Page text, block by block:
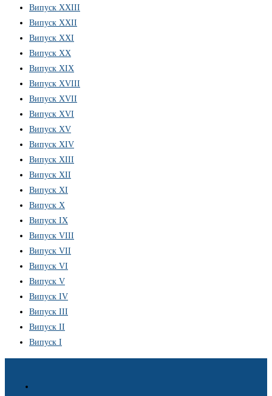
Випуск XXIII
Випуск XXII
Випуск XXI
Випуск XX
Випуск XIX
Випуск XVIII
Випуск XVII
Випуск XVI
Випуск XV
Випуск XIV
Випуск XIII
Випуск XII
Випуск XI
Випуск X
Випуск IX
Випуск VIII
Випуск VII
Випуск VI
Випуск V
Випуск IV
Випуск III
Випуск II
Випуск I